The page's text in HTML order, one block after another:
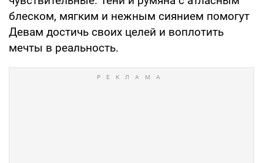
блеском, мягким и нежным сиянием помогут
Девам достичь своих целей и воплотить
мечты в реальность.